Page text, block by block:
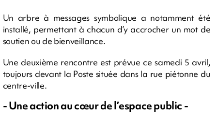
Un arbre à messages symbolique a notamment été
installé, permettant à chacun d’y accrocher un mot de
soutien ou de bienveillance.
Une deuxième rencontre est prévue ce samedi 5 avril,
toujours devant la Poste située dans la rue piétonne du
centre-ville.
- Une action au cœur de l’espace public -